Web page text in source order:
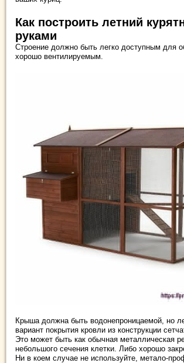
Как построить летний
руками
Строение должно быть легко доступным для
хорошо вентилируемым.
Крыша должна быть водонепроницаемой, но
вариант покрытия кровли из конструкции
Это может быть как обычная металлическая
небольшого сечения клетки. Либо хорошо
Ни в коем случае не используйте, метало-